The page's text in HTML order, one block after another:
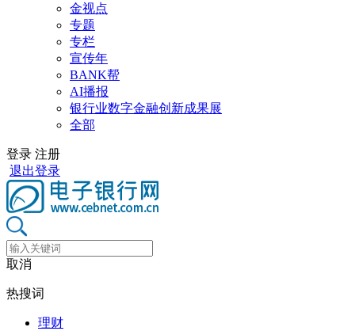
金视点
专题
专栏
宣传年
BANK帮
AI播报
银行业数字金融创新成果展
全部
登录 注册
退出登录
取消
热搜词
理财